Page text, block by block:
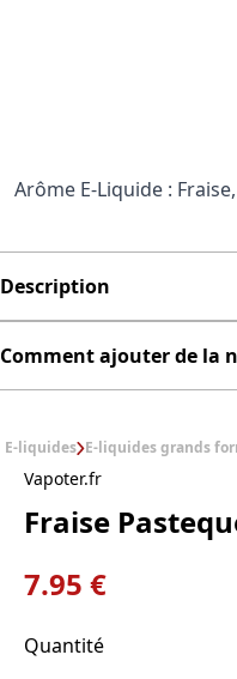
Arôme E-Liquide :
Description
Comment ajouter de la
E-liquides E-liquides grands
Vapoter.fr
Fraise
7.95 €
Quantité